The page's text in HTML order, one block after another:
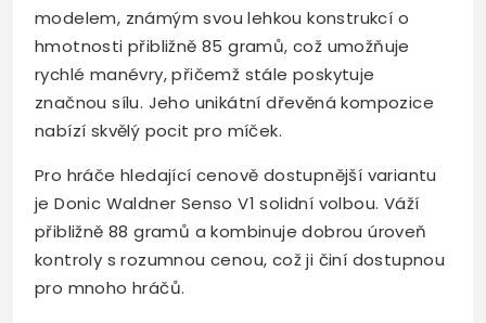
modelem, známým svou lehkou konstrukcí o
hmotnosti přibližně 85 gramů, což umožňuje
rychlé manévry, přičemž stále poskytuje
značnou sílu. Jeho unikátní dřevěná kompozice
nabízí skvělý pocit pro míček.
Pro hráče hledající cenově dostupnější variantu
je Donic Waldner Senso V1 solidní volbou. Váží
přibližně 88 gramů a kombinuje dobrou úroveň
kontroly s rozumnou cenou, což ji činí dostupnou
pro mnoho hráčů.